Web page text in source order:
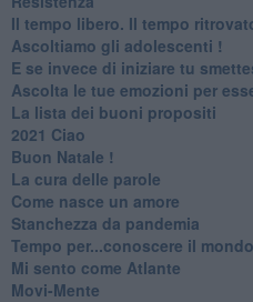
​Il tempo libero. Il tempo
Ascoltiamo gli adolescenti !
​E se invece di iniziare tu
​Ascolta le tue emozioni per
​La lista dei buoni propositi
2021 Ciao
Buon Natale !
​La cura delle parole
​Come nasce un amore
Stanchezza da pandemia
​Tempo per...conoscere il mondo
​Mi sento come Atlante
​Movi-Mente